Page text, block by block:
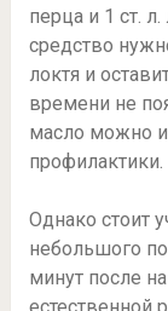
перца и 1 ст.
средство
локтя и
времени не
масло можно
профилактики.
Однако стоит
небольшого
минут после